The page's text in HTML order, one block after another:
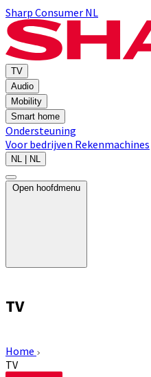
Sharp Consumer NL
TV
Audio
Mobility
Smart home
Ondersteuning
Voor bedrijven Rekenmachines
NL | NL
Open hoofdmenu
TV
Home
TV